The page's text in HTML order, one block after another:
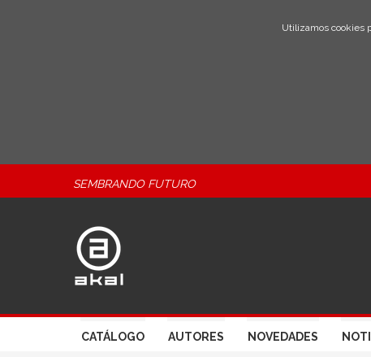
Utilizamos cookies
SEMBRANDO FUTURO
CATÁLOGO AUTORES NOVEDADES